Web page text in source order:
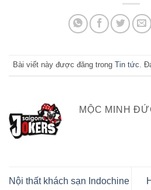
Bài viết này được đăng trong Tin tức.
MỘC MINH
Nội thất khách sạn Indochine